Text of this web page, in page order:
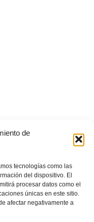
de
tecnologías como las
del dispositivo. El
procesar datos como el
únicas en este sitio.
afectar negativamente a